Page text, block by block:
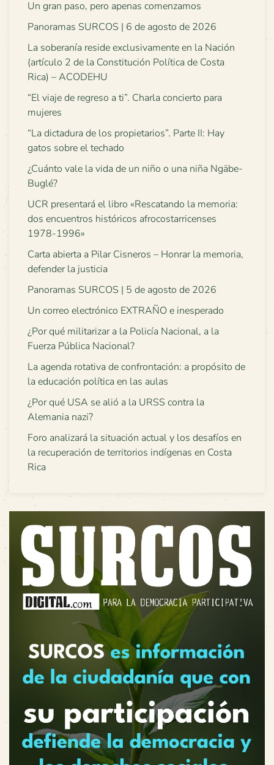
Un gran paso, pero apenas comenzamos
Panoramas SURCOS | 6 de agosto de 2026
La soberanía reside exclusivamente en la Nación
(artículo 2 de la Constitución Política de Costa
Rica) – ACODEHU
“El viaje de regreso a ti”. Charla concierto para
mujeres
“La dictadura de los propietarios”. Parte II: Hay
gatos sobre el techado
¿Cuánto vale la vida de un niño o una niña Ngäbe-
Buglé?
UCR presentará el libro «Rescatando la memoria:
dos encuentros históricos afrocostarricenses
1978-1996»
Carta abierta a Pilar Cisneros – Honrar la memoria,
defender la justicia
Panoramas SURCOS | 5 de agosto de 2026
Un correo electrónico EXTRAÑO e inesperado
¿Por qué militarizar a la Policía Nacional, a la
Fuerza Pública Nacional?
La agenda rotativa de confrontación: a propósito de
la educación política en las aulas
¿Por qué USA se alió a la URSS contra la
Alemania nazi?
Foro analizará la situación actual y los desafíos en
la recuperación de territorios indígenas en Costa
Rica